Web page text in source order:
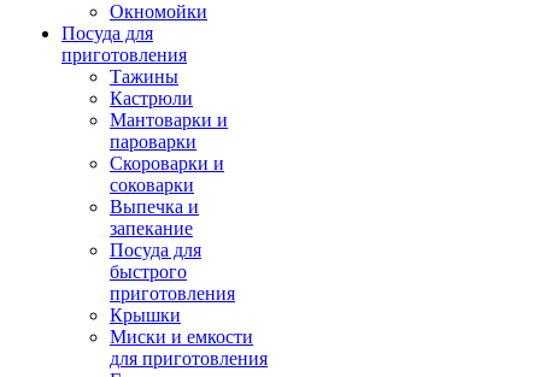
Окномойки
Посуда для
приготовления
Тажины
Кастрюли
Мантоварки и
пароварки
Скороварки и
соковарки
Выпечка и
запекание
Посуда для
быстрого
приготовления
Крышки
Миски и емкости
для приготовления